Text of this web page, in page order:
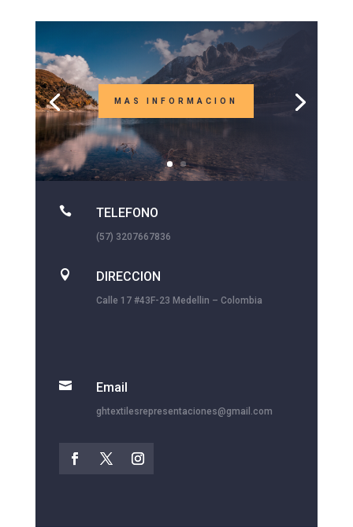
MAS INFORMACION
 TELEFONO
(57) 3207667836
 DIRECCION
Calle 17 #43F-23 Medellin – Colombia
 Email
ghtextilesrepresentaciones@gmail.com